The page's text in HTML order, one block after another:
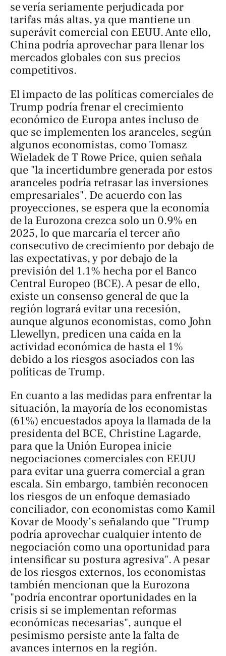
se vería seriamente perjudicada por
tarifas más altas, ya que mantiene un
superávit comercial con EEUU. Ante ello,
China podría aprovechar para llenar los
mercados globales con sus precios
competitivos.
El impacto de las políticas comerciales de
Trump podría frenar el crecimiento
económico de Europa antes incluso de
que se implementen los aranceles, según
algunos economistas, como Tomasz
Wieladek deT Rowe Price, quien señala
que "la incertidumbre generada por estos
aranceles podría retrasar las inversiones
empresariales". De acuerdo con las
proyecciones, se espera que la economía
de la Eurozona crezca solo un 0.9% en
2025, lo que marcaría el tercer año
consecutivo de crecimiento por debajo de
las expectativas, y por debajo de la
previsión del 1.1% hecha por el Banco
Central Europeo (BCE). A pesar de ello,
existe un consenso general de que la
región logrará evitar una recesión,
aunque algunos economistas, como John
Llewellyn, predicen una caída en la
actividad económica de hasta el 1%
debido a los riesgos asociados con las
políticas de Trump.
En cuanto a las medidas para enfrentar la
situación, la mayoría de los economistas
(61%) encuestados apoya la llamada de la
presidenta del BCE, Christine Lagarde,
para que la Unión Europea inicie
negociaciones comerciales con EEUU
para evitar una guerra comercial a gran
escala. Sin embargo, también reconocen
los riesgos de un enfoque demasiado
conciliador, con economistas como Kamil
Kovar de Moody’s señalando que "Trump
podría aprovechar cualquier intento de
negociación como una oportunidad para
intensificar su postura agresiva". A pesar
de los riesgos externos, los economistas
también mencionan que la Eurozona
"podría encontrar oportunidades en la
crisis si se implementan reformas
económicas necesarias", aunque el
pesimismo persiste ante la falta de
avances internos en la región.